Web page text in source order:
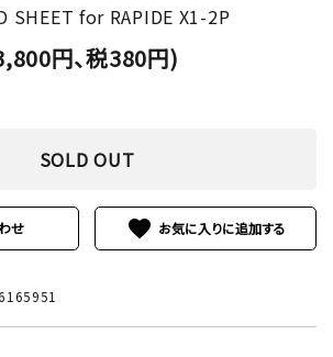
SHEET for RAPIDE X1-2P
円、税380円)
SOLD OUT
せ favorite